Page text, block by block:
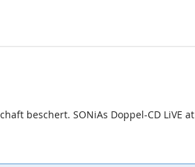
beschert. SONiAs Doppel-CD LiVE at